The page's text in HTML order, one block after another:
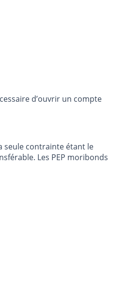
d’ouvrir un compte
seule contrainte étant le
Les PEP moribonds